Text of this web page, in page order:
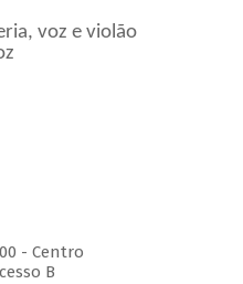
voz e violão
- Centro
B